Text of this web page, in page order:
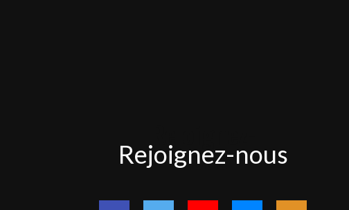
nous
Rejoignez-nous